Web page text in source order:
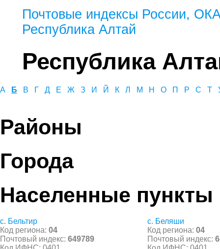
Почтовые индексы России,
Республика Алтай
Республика
А Б В Г Д Е Ж З И Й К Л М Н О П Р С Т
Районы
Города
Населенные пункты
с. Бельтир
Код региона: 04
Почтовый индекс: 649789
с. Беляши
Код региона: 04
Почтовый индекс: